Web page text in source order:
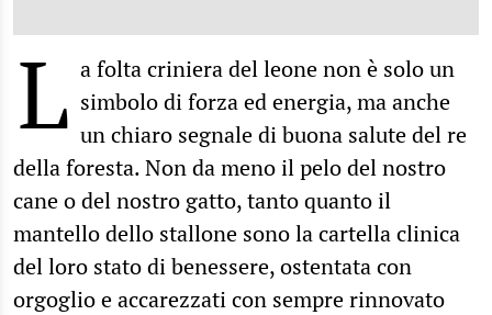
L a folta criniera del leone non è solo un
simbolo di forza ed energia, ma anche
un chiaro segnale di buona salute del re
della foresta. Non da meno il pelo del nostro
cane o del nostro gatto, tanto quanto il
mantello dello stallone sono la cartella clinica
del loro stato di benessere, ostentata con
orgoglio e accarezzati con sempre rinnovato